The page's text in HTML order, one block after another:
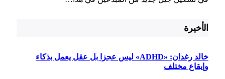
الأخيرة
خالد رغدان: «ADHD» ليس عجزا بل عقل يعمل بذكاء
وإيقاع مختلف